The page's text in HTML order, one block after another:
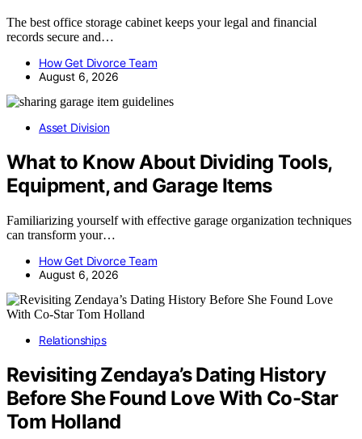
The best office storage cabinet keeps your legal and financial
records secure and…
How Get Divorce Team
August 6, 2026
Asset Division
What to Know About Dividing Tools,
Equipment, and Garage Items
Familiarizing yourself with effective garage organization techniques
can transform your…
How Get Divorce Team
August 6, 2026
Relationships
Revisiting Zendaya’s Dating History
Before She Found Love With Co-Star
Tom Holland